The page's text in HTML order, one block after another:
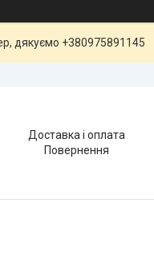
дякуємо +380975891145
Доставка і оплата
Повернення